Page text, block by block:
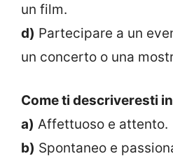
un film.
d) Partecipare a un
un concerto o una
Come ti descriveresti
a) Affettuoso e attento.
b) Spontaneo e